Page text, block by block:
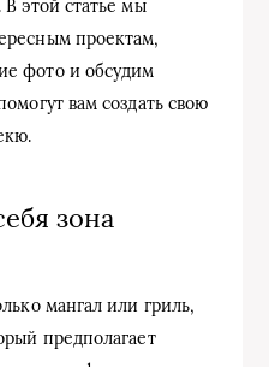
этой статье мы
проектам,
фото и обсудим
вам создать свою
зона
мангал или гриль,
предполагает